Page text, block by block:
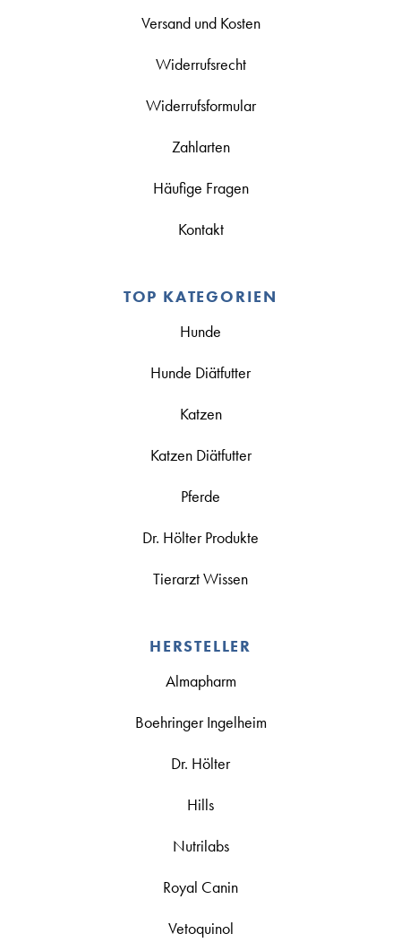
Versand und Kosten
Widerrufsrecht
Widerrufsformular
Zahlarten
Häufige Fragen
Kontakt
TOP KATEGORIEN
Hunde
Hunde Diätfutter
Katzen
Katzen Diätfutter
Pferde
Dr. Hölter Produkte
Tierarzt Wissen
HERSTELLER
Almapharm
Boehringer Ingelheim
Dr. Hölter
Hills
Nutrilabs
Royal Canin
Vetoquinol